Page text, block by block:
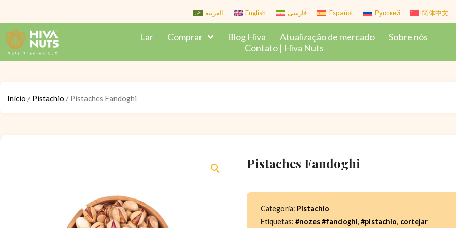
to
content
العربية English فارسی Español Русский 简体中文
Lar Comprar Blog Hiva Atualização de mercado
Sobre nós
Contato | Hiva Nuts
Início / Pistachio / Pistaches Fandoghi
Pistaches Fandoghi
Categoria: Pistachio
Etiquetas:#nozes #fandoghi,#pistachio, cortejar